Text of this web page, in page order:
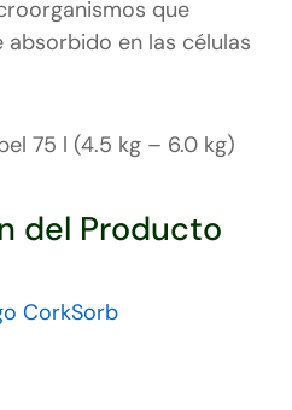
que
en las células
75 l (4.5 kg – 6.0 kg)
del Producto
CorkSorb